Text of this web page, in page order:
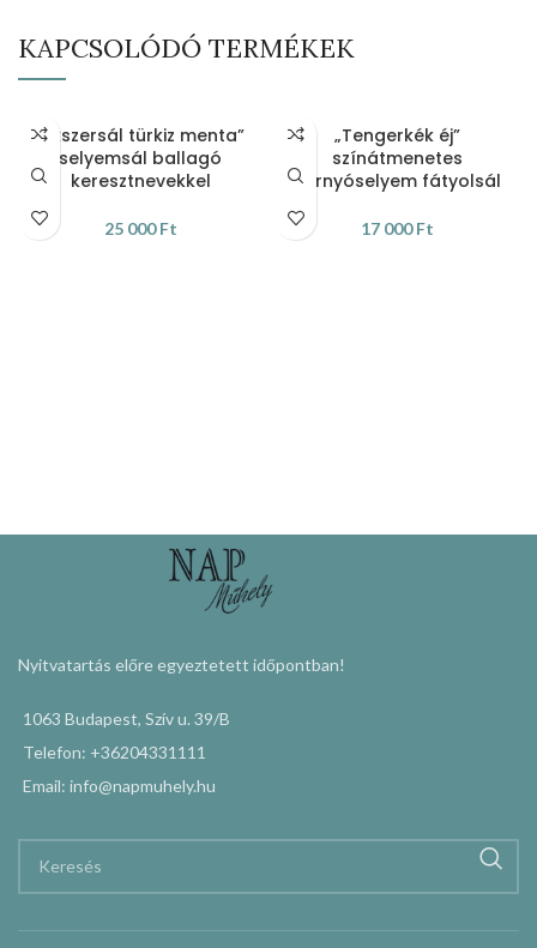
KAPCSOLÓDÓ TERMÉKEK
„Ékszersál türkiz menta”
selyemsál ballagó
keresztnevekkel
25 000Ft
„Tengerkék éj”
színátmenetes
hernyóselyem fátyolsál
17 000Ft
Nyitvatartás előre egyeztetett időpontban!
1063 Budapest, Szív u. 39/B
Telefon: +36204331111
Email: info@napmuhely.hu